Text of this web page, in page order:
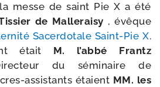
messe de saint Pie X a été
de Malleraisy , évêque
Sacerdotale Saint-​Pie X.
était M. l’ab­bé Frantz
du sémi­naire de
​assistants étaient MM. les